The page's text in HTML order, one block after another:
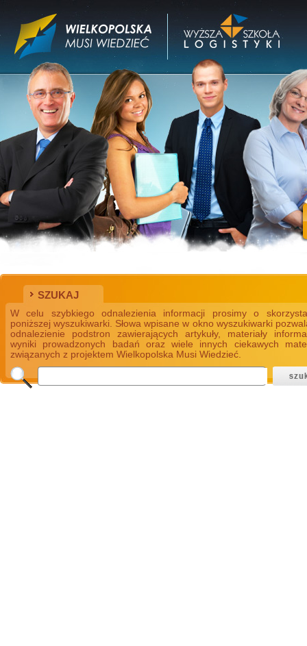
SZUKAJ
W celu szybkiego odnalezienia informacji prosimy o
poniższej wyszukiwarki. Słowa wpisane w okno wyszukiwarki
odnalezienie podstron zawierających artykuły, materiały
wyniki prowadzonych badań oraz wiele innych ciekawych
związanych z projektem Wielkopolska Musi Wiedzieć.